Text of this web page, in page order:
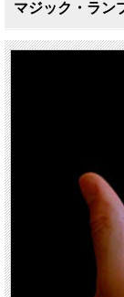
マジック・ラン